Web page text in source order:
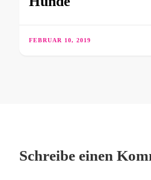
FEBRUAR 10, 2019
Schreibe einen